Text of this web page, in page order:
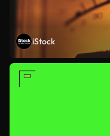
iStock